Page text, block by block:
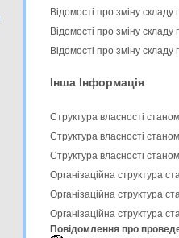
Відомості про зміну
Відомості про зміну
Відомості про зміну
Інша Інформація
Структура власності
Структура власності
Структура власності
Організаційна структура
Організаційна структура
Організаційна структура
Повідомлення про